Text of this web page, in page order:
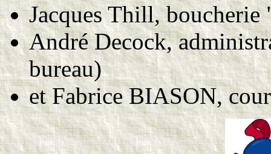
Jacques Thill, boucherie
André Decock,
bureau)
et Fabrice BIASON,